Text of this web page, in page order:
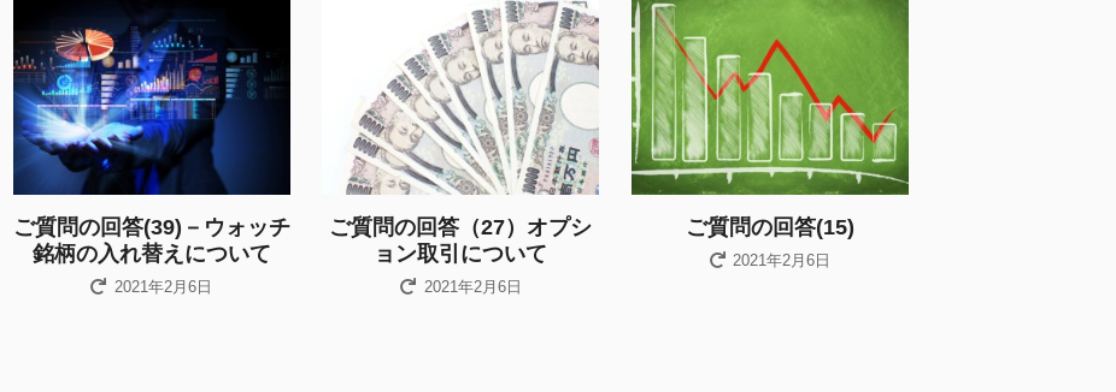
ご質問の回答(39)－ウォッチ
銘柄の入れ替えについて
2021年2月6日
ご質問の回答（27）オプシ
ョン取引について
2021年2月6日
ご質問の回答(15)
2021年2月6日